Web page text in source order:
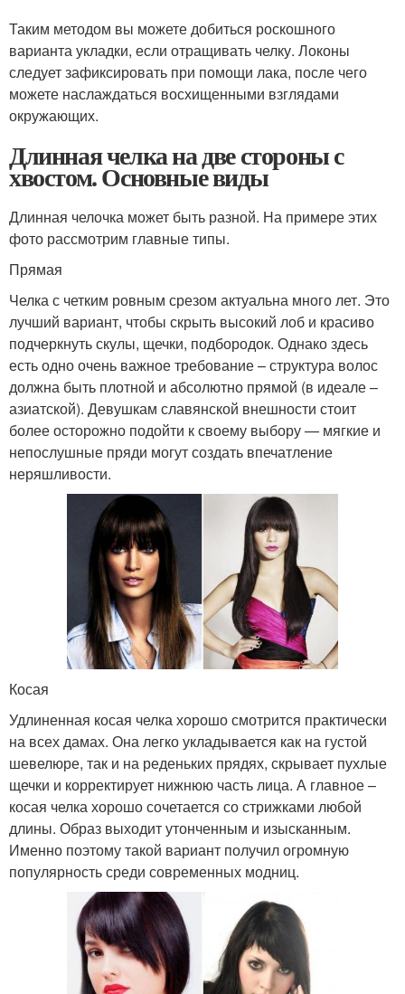
Таким методом вы можете добиться роскошного
варианта укладки, если отращивать челку. Локоны
следует зафиксировать при помощи лака, после чего
можете наслаждаться восхищенными взглядами
окружающих.
Длинная челка на две стороны с
хвостом. Основные виды
Длинная челочка может быть разной. На примере этих
фото рассмотрим главные типы.
Прямая
Челка с четким ровным срезом актуальна много лет. Это
лучший вариант, чтобы скрыть высокий лоб и красиво
подчеркнуть скулы, щечки, подбородок. Однако здесь
есть одно очень важное требование – структура волос
должна быть плотной и абсолютно прямой (в идеале –
азиатской). Девушкам славянской внешности стоит
более осторожно подойти к своему выбору — мягкие и
непослушные пряди могут создать впечатление
неряшливости.
Косая
Удлиненная косая челка хорошо смотрится практически
на всех дамах. Она легко укладывается как на густой
шевелюре, так и на реденьких прядях, скрывает пухлые
щечки и корректирует нижнюю часть лица. А главное –
косая челка хорошо сочетается со стрижками любой
длины. Образ выходит утонченным и изысканным.
Именно поэтому такой вариант получил огромную
популярность среди современных модниц.